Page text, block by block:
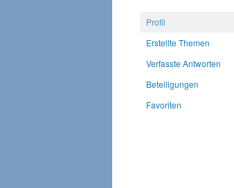
Profil
Erstellte Themen
Verfasste Antworten
Beteiligungen
Favoriten